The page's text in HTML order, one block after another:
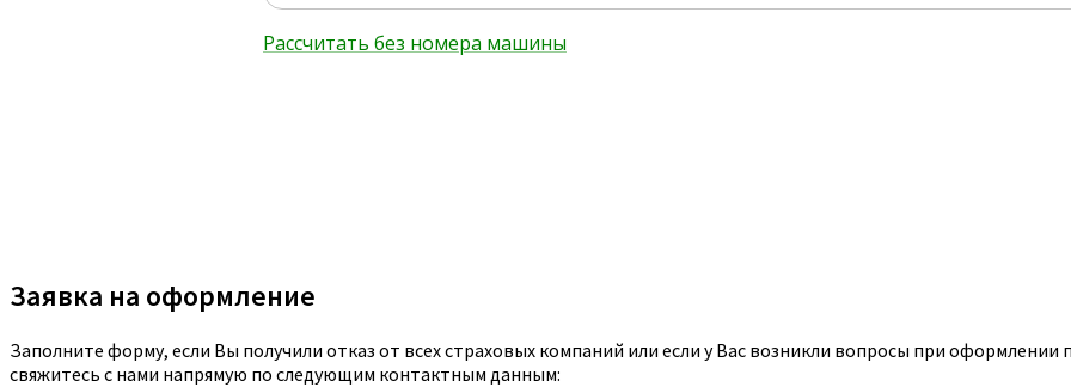
Заявка на оформление
Заполните форму, если Вы получили отказ от всех страховых компаний или если у Вас возникли вопросы при оформлении
свяжитесь с нами напрямую по следующим контактным данным: